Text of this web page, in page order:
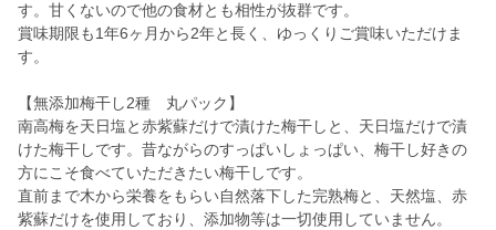
す。甘くないので他の食材とも相性が抜群です。
賞味期限も1年6ヶ月から2年と長く、ゆっくりご賞味いただけま
す。
【無添加梅干し2種 丸パック】
南高梅を天日塩と赤紫蘇だけで漬けた梅干しと、天日塩だけで漬
けた梅干しです。昔ながらのすっぱいしょっぱい、梅干し好きの
方にこそ食べていただきたい梅干しです。
直前まで木から栄養をもらい自然落下した完熟梅と、天然塩、赤
紫蘇だけを使用しており、添加物等は一切使用していません。